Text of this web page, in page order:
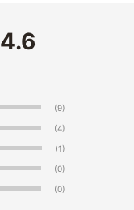
4.6
(9)
(4)
(1)
(0)
(0)